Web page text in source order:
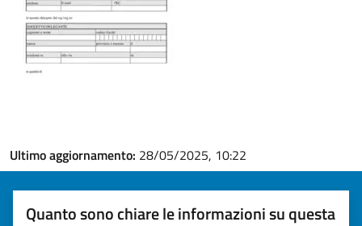
Ultimo aggiornamento: 28/05/2025, 10:22
Quanto sono chiare le informazioni su questa